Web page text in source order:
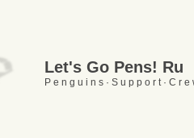
Let's Go Pens! Ru
P e n g u i n s · S u p p o r t · C r e